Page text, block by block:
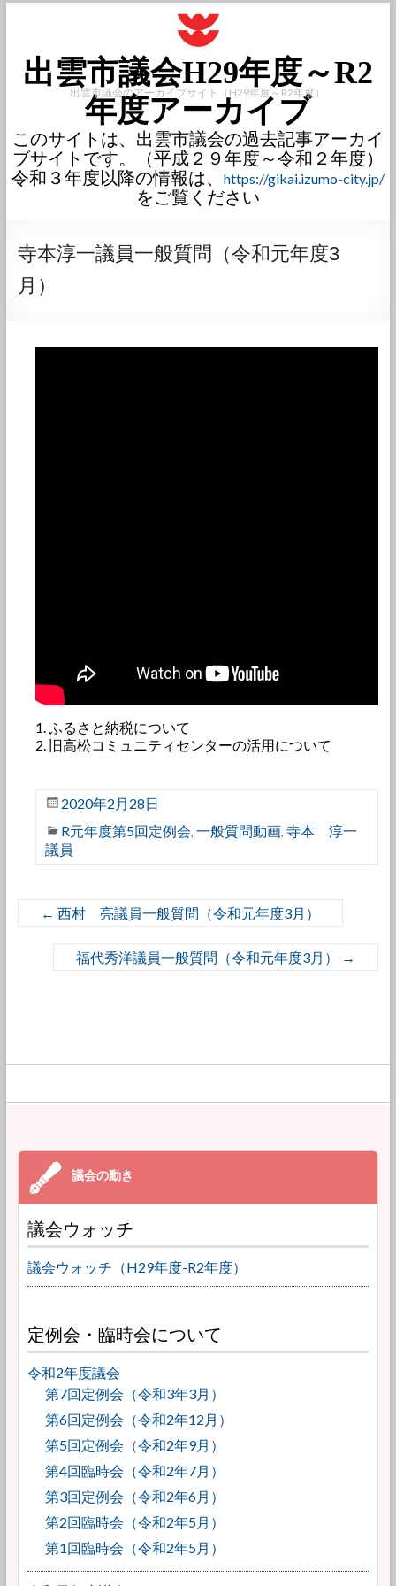
出雲市議会H29年度～R2
年度アーカイブ
出雲市議会のアーカイブサイト（H29年度～R2年度）
このサイトは、出雲市議会の過去記事アーカイ
ブサイトです。（平成２９年度～令和２年度）
令和３年度以降の情報は、
https://gikai.izumo-city.jp/
をご覧ください
寺本淳一議員一般質問（令和元年度3
月）
ふるさと納税について
旧高松コミュニティセンターの活用について
2020年2月28日
R元年度第5回定例会, 一般質問動画, 寺本 淳一
議員
← 西村 亮議員一般質問（令和元年度3月）
福代秀洋議員一般質問（令和元年度3月） →
議会ウォッチ
議会ウォッチ（H29年度-R2年度）
定例会・臨時会について
令和2年度議会
第7回定例会（令和3年3月）
第6回定例会（令和2年12月）
第5回定例会（令和2年9月）
第4回臨時会（令和2年7月）
第3回定例会（令和2年6月）
第2回臨時会（令和2年5月）
第1回臨時会（令和2年5月）